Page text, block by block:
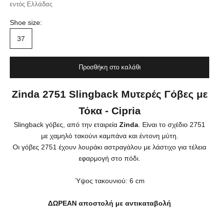
εντός Ελλάδας
Shoe size:
37
Προσθήκη στο καλάθι
Zinda 2751 Slingback Μυτερές Γόβες με
Τόκα - Cipria
Slingback γόβες, από την εταιρεία Zinda . Είναι το σχέδιο 2751
με χαμηλό τακούνι καμπάνα και έντονη μύτη.
Οι γόβες 2751 έχουν λουράκι αστραγάλου με λάστιχο για τέλεια
εφαρμογή στο πόδι.
Ύψος τακουνιού: 6 cm
ΔΩΡΕΑΝ αποστολή με αντικαταβολή